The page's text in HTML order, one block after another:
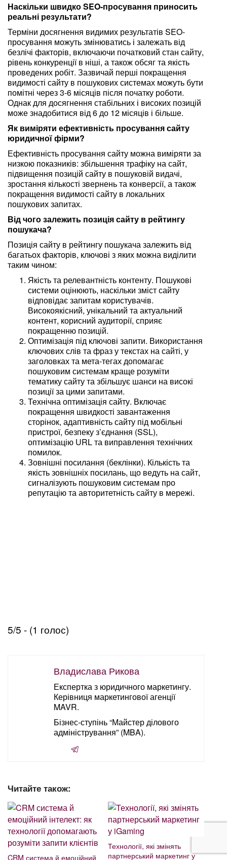
Наскільки швидко SEO-просування приносить
реальні результати?
Терміни досягнення видимих результатів SEO-
просування можуть змінюватись і залежать від
безлічі факторів, включаючи початковий стан сайту,
рівень конкуренції в ніші, а також обсяг та якість
проведених робіт. Зазвичай перші покращення
видимості сайту в пошукових системах можуть бути
помітні через 3-6 місяців після початку роботи.
Однак для досягнення стабільних і високих позицій
може знадобитися від 6 до 12 місяців і більше.
Як виміряти ефективність просування сайту
юридичної фірми?
Ефективність просування сайту можна виміряти за
низкою показників: збільшення трафіку на сайт,
підвищення позицій сайту в пошуковій видачі,
зростання кількості звернень та конверсії, а також
покращення видимості сайту в локальних
пошукових запитах.
Від чого залежить позиція сайту в рейтингу
пошукача?
Позиція сайту в рейтингу пошукача залежить від
багатьох факторів, ключові з яких можна виділити
таким чином:
Якість та релевантність контенту. Пошукові
системи оцінюють, наскільки зміст сайту
відповідає запитам користувачів.
Високоякісний, унікальний та актуальний
контент, корисний аудиторії, сприяє
покращенню позицій.
Оптимізація під ключові запити. Використання
ключових слів та фраз у текстах на сайті, у
заголовках та мета-тегах допомагає
пошуковим системам краще розуміти
тематику сайту та збільшує шанси на високі
позиції за цими запитами.
Технічна оптимізація сайту. Включає
покращення швидкості завантаження
сторінок, адаптивність сайту під мобільні
пристрої, безпеку з’єднання (SSL),
оптимізацію URL та виправлення технічних
помилок.
Зовнішні посилання (беклінки). Кількість та
якість зовнішніх посилань, що ведуть на сайт,
сигналізують пошуковим системам про
репутацію та авторитетність сайту в мережі.
5/5 - (1 голос)
Владислава Рикова
Експертка з юридичного маркетингу.
Керівниця маркетингової агенції
MAVR.
Бізнес-ступінь “Майстер ділового
адміністрування” (MBA).
Читайте також:
CRM система й емоційний
Технології, які змінять
партнерський маркетинг у